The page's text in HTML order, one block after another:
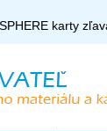
karty